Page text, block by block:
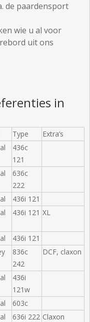
de paardensport
wie u al voor
uit ons
in
Type
Extra’s
436c
121
636c
222
436i 121
436i 121 XL
436i 121
836c
242
DCF, claxon
436i
121w
603c
636i 222 Claxon